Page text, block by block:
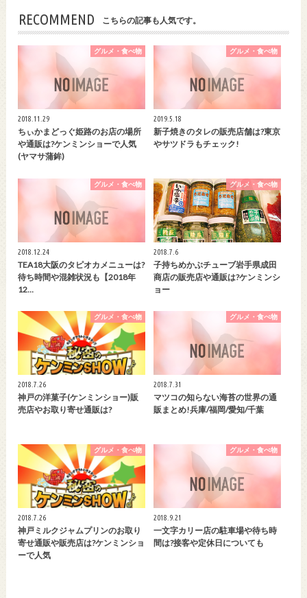
RECOMMEND こちらの記事も人気です。
グルメ・食べ物
2018.11.29
ちぃかまどっぐ姫路のお店の場所
や通販は?ケンミンショーで人気
(ヤマサ蒲鉾)
グルメ・食べ物
2019.5.18
新子焼きのタレの販売店舗は?東京
やサツドラもチェック!
グルメ・食べ物
2018.12.24
TEA18大阪のタピオカメニューは?
待ち時間や混雑状況も【2018年
12…
グルメ・食べ物
2018.7.6
子持ちめかぶチューブ岩手県成田
商店の販売店や通販は?ケンミンシ
ョー
グルメ・食べ物
2018.7.26
神戸の洋菓子(ケンミンショー)販
売店やお取り寄せ通販は?
グルメ・食べ物
2018.7.31
マツコの知らない海苔の世界の通
販まとめ!兵庫/福岡/愛知/千葉
グルメ・食べ物
2018.7.26
神戸ミルクジャムプリンのお取り
寄せ通販や販売店は?ケンミンショ
ーで人気
グルメ・食べ物
2018.9.21
一文字カリー店の駐車場や待ち時
間は?接客や定休日についても